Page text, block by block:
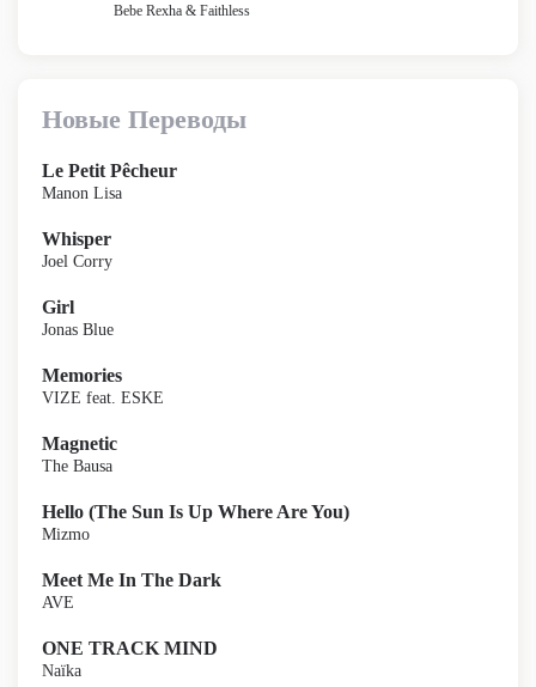
Bebe Rexha & Faithless
Новые Переводы
Le Petit Pêcheur
Manon Lisa
Whisper
Joel Corry
Girl
Jonas Blue
Memories
VIZE feat. ESKE
Magnetic
The Bausa
Hello (The Sun Is Up Where Are You)
Mizmo
Meet Me In The Dark
AVE
ONE TRACK MIND
Naïka